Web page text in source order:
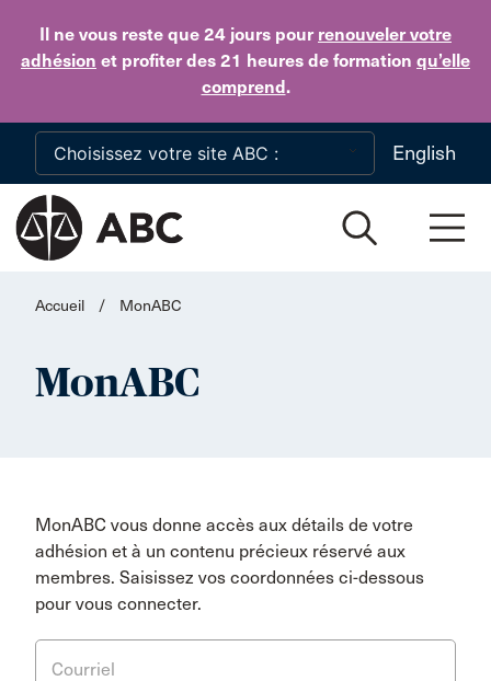
Il ne vous reste que 24 jours pour renouveler votre
adhésion et profiter des 21 heures de formation qu’elle
comprend.
Skip to main content
English
Accueil / MonABC
MonABC
MonABC vous donne accès aux détails de votre
adhésion et à un contenu précieux réservé aux
membres. Saisissez vos coordonnées ci-dessous
pour vous connecter.
Courriel